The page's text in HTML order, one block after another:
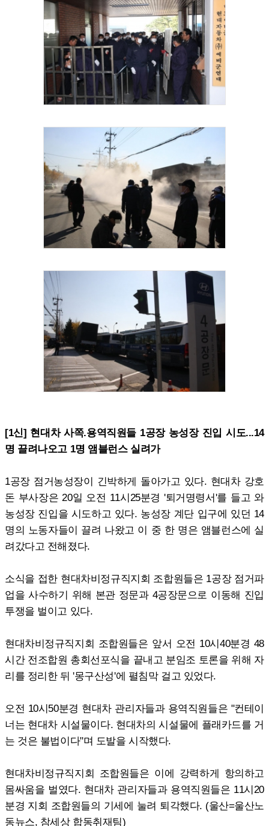
[1신] 현대차 사쪽.용역직원들 1공장 농성장 진입 시도...14
명 끌려나오고 1명 앰블런스 실려가
1공장 점거농성장이 긴박하게 돌아가고 있다. 현대차 강호
돈 부사장은 20일 오전 11시25분경 '퇴거명령서'를 들고 와
농성장 진입을 시도하고 있다. 농성장 계단 입구에 있던 14
명의 노동자들이 끌려 나왔고 이 중 한 명은 앰블런스에 실
려갔다고 전해졌다.
소식을 접한 현대차비정규직지회 조합원들은 1공장 점거파
업을 사수하기 위해 본관 정문과 4공장문으로 이동해 진입
투쟁을 벌이고 있다.
현대차비정규직지회 조합원들은 앞서 오전 10시40분경 48
시간 전조합원 총회선포식을 끝내고 분임조 토론을 위해 자
리를 정리한 뒤 '몽구산성'에 펼침막 걸고 있었다.
오전 10시50분경 현대차 관리자들과 용역직원들은 "컨테이
너는 현대차 시설물이다. 현대차의 시설물에 플래카드를 거
는 것은 불법이다"며 도발을 시작했다.
현대차비정규직지회 조합원들은 이에 강력하게 항의하고
몸싸움을 벌였다. 현대차 관리자들과 용역직원들은 11시20
분경 지회 조합원들의 기세에 눌려 퇴각했다. (울산=울산노
동뉴스, 참세상 합동취재팀)